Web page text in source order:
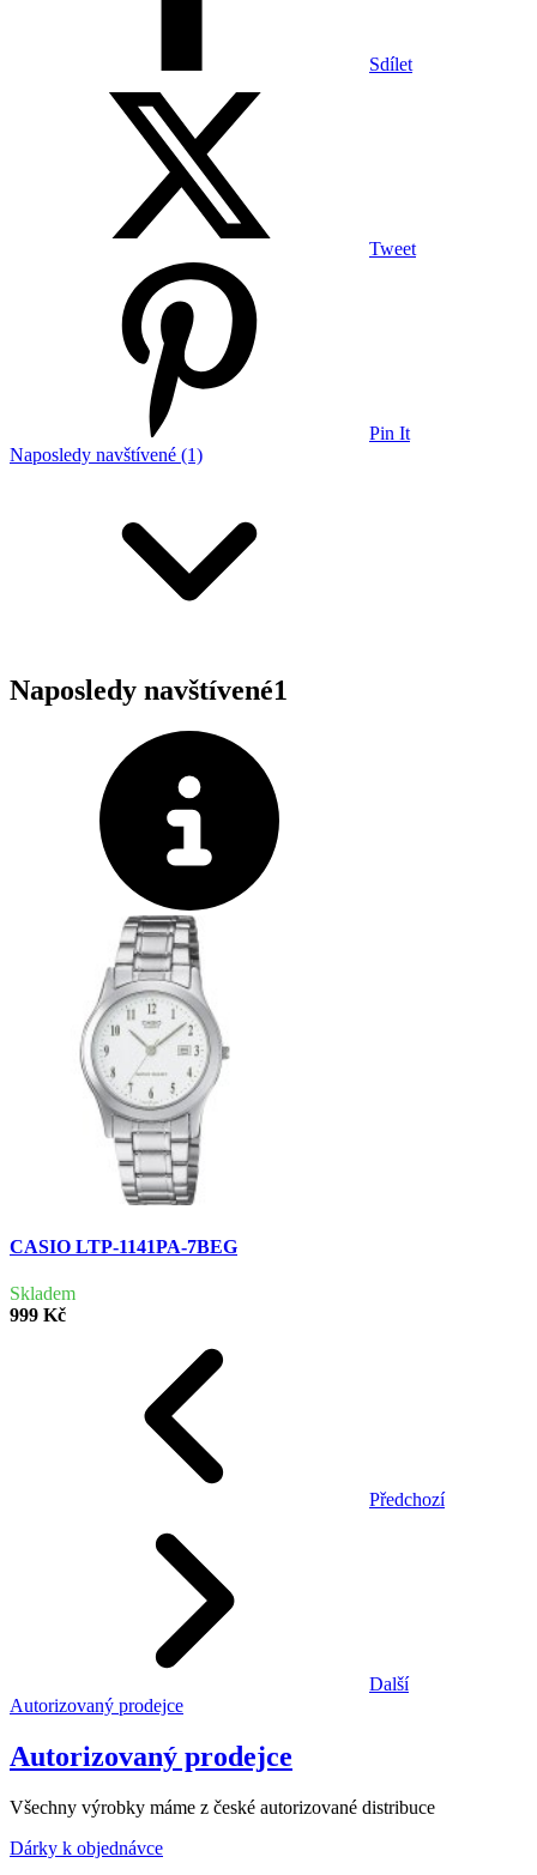
Sdílet
Tweet
Pin It
Naposledy navštívené (1)
Naposledy navštívené1
CASIO LTP-1141PA-7BEG
Skladem
999 Kč
Předchozí
Další
Autorizovaný prodejce
Autorizovaný prodejce
Všechny výrobky máme z české autorizované distribuce
Dárky k objednávce